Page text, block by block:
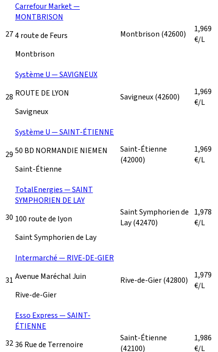
27
Carrefour Market —
MONTBRISON
4 route de Feurs
Montbrison
Montbrison (42600)
1,969
€/L
28
Système U — SAVIGNEUX
ROUTE DE LYON
Savigneux
Savigneux(42600)
1,969
€/L
29
Système U — SAINT-ÉTIENNE
50 BD NORMANDIE NIEMEN
Saint-Étienne
Saint-Étienne
(42000)
1,969
€/L
30
TotalEnergies — SAINT
SYMPHORIEN DE LAY
100 route de lyon
Saint Symphorien de Lay
Saint Symphorien de
Lay(42470)
1,978
€/L
31
Intermarché — RIVE-DE-GIER
Avenue Maréchal Juin
Rive-de-Gier
Rive-de-Gier(42800)
1,979
€/L
32
Esso Express — SAINT-
ÉTIENNE
36 Rue de Terrenoire
Saint-Étienne
(42100)
1,986
€/L